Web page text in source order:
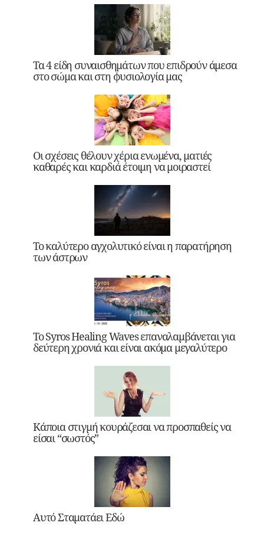
Τα 4 είδη συναισθημάτων που επιδρούν άμεσα
στο σώμα και στη φυσιολογία μας
Οι σχέσεις θέλουν χέρια ενωμένα, ματιές
καθαρές και καρδιά έτοιμη να μοιραστεί
Το καλύτερο αγχολυτικό είναι η παρατήρηση
των άστρων
Το Syros Healing Waves επαναλαμβάνεται για
δεύτερη χρονιά και είναι ακόμα μεγαλύτερο
Κάποια στιγμή κουράζεσαι να προσπαθείς να
είσαι “σωστός”
Αυτό Σταματάει Εδώ